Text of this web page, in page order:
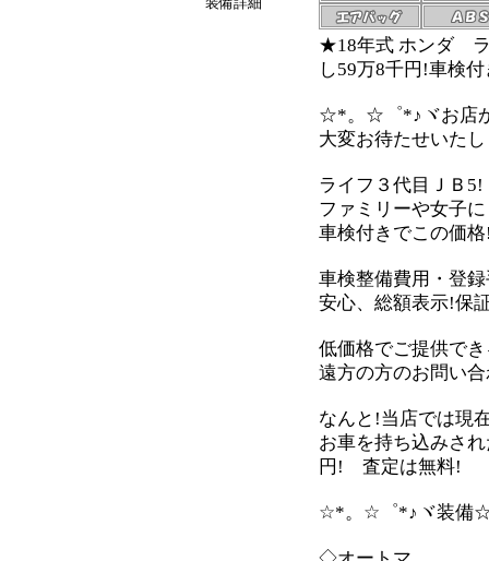
★18年式 ホンダ ラ
し59万8千円!車検
☆*。☆゜*♪ヾお店
大変お待たせいた
ライフ３代目ＪＢ5!
ファミリーや女子
車検付きでこの価
車検整備費用・登
安心、総額表示!保
低価格でご提供で
遠方の方のお問い
なんと!当店では現
お車を持ち込みさ
円! 査定は無料!
☆*。☆゜*♪ヾ装備